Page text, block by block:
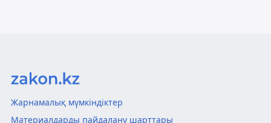
Жарнамалық мүмкіндіктер
Материалдарды пайдалану шарттары